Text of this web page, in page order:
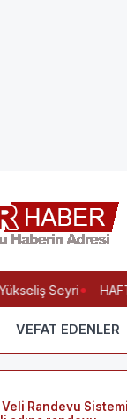
Seyri
VEFAT EDENLER
Randevu Sistemi